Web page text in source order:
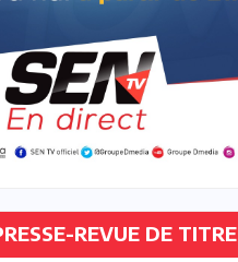
REVUE DE TITRE